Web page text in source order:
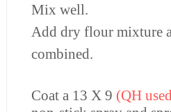
Mix well.
Add dry flour mixture
combined.
Coat a 13 X 9 (QH